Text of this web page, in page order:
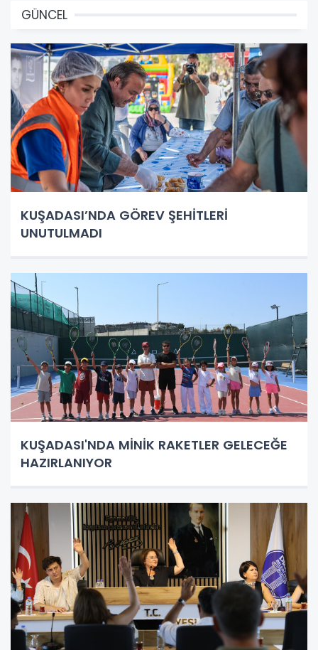
GÜNCEL
KUŞADASI’NDA GÖREV ŞEHİTLERİ
UNUTULMADI
KUŞADASI'NDA MİNİK RAKETLER GELECEĞE
HAZIRLANIYOR